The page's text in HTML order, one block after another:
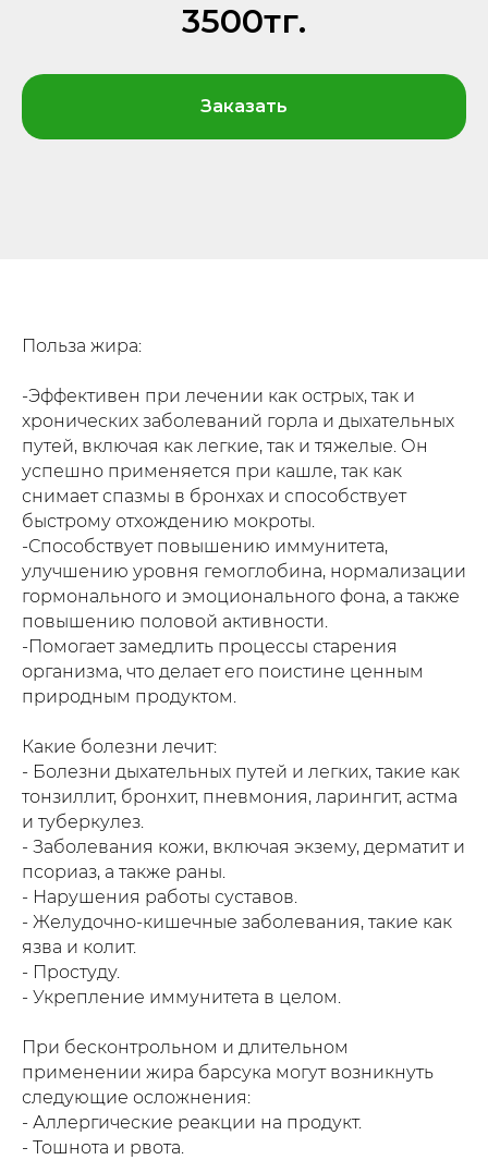
3500тг.
Заказать
Польза жира:
-Эффективен при лечении как острых, так и
хронических заболеваний горла и дыхательных
путей, включая как легкие, так и тяжелые. Он
успешно применяется при кашле, так как
снимает спазмы в бронхах и способствует
быстрому отхождению мокроты.
-Способствует повышению иммунитета,
улучшению уровня гемоглобина, нормализации
гормонального и эмоционального фона, а также
повышению половой активности.
-Помогает замедлить процессы старения
организма, что делает его поистине ценным
природным продуктом.
Какие болезни лечит:
- Болезни дыхательных путей и легких, такие как
тонзиллит, бронхит, пневмония, ларингит, астма
и туберкулез.
- Заболевания кожи, включая экзему, дерматит и
псориаз, а также раны.
- Нарушения работы суставов.
- Желудочно-кишечные заболевания, такие как
язва и колит.
- Простуду.
- Укрепление иммунитета в целом.
При бесконтрольном и длительном
применении жира барсука могут возникнуть
следующие осложнения:
- Аллергические реакции на продукт.
- Тошнота и рвота.